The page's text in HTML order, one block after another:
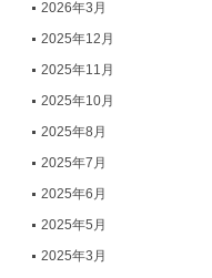
2026年3月
2025年12月
2025年11月
2025年10月
2025年8月
2025年7月
2025年6月
2025年5月
2025年3月